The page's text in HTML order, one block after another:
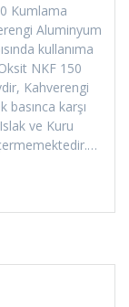
Kumlama
Aluminyum
kullanıma
NKF 150
Kahverengi
karşı
ve Kuru